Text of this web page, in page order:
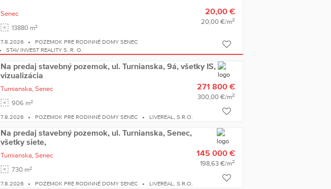
Senec
13880 m2
20,00 €
20,00 €/m2
7.8.2026
POZEMOK PRE RODINNÉ DOMY SENEC
STAV INVEST REALITY S. R. O.
Na predaj stavebný pozemok, ul. Turnianska, 9á, všetky IS,
vizualizácia
Turnianska, Senec
906 m2
271 800 €
300,00 €/m2
7.8.2026 POZEMOK PRE RODINNÉ DOMY SENEC LIVEREAL, S.R.O.
Na predaj stavebný pozemok, ul. Turnianska, Senec,
všetky siete,
Turnianska, Senec
730 m2
145 000 €
198,63 €/m2
7.8.2026 POZEMOK PRE RODINNÉ DOMY SENEC LIVEREAL, S.R.O.